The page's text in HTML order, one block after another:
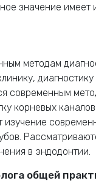
значение имеет
методам
современным
корневых
в эндодонтии.
общей